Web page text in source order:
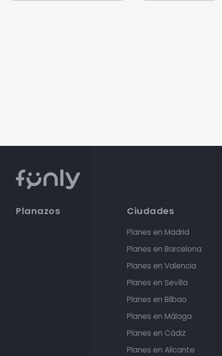
Planazos Ciudades
Planes en Madrid
Planes en Barcelona
Planes en Valencia
Planes en Sevilla
Planes en Bilbao
Planes en Málaga
Planes en Cádiz
Planes en Alicante